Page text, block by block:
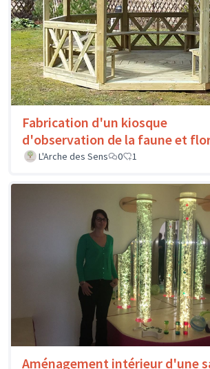
Fabrication d'un kiosque
d'observation de la faune et
L'Arche des Sens
0 1
Aménagement intérieur d'une